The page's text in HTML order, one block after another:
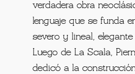
verdadera obra
lenguaje que se funda
severo y lineal,
Luego de La Scala,
dedicó a la